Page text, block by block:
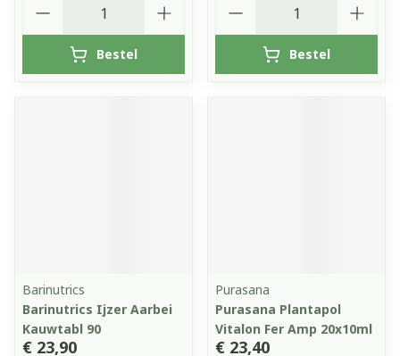
Bestel Bestel
Barinutrics
Barinutrics Ijzer Aarbei
Kauwtabl 90
€ 23,90
Purasana
Purasana Plantapol
Vitalon Fer Amp 20x10ml
€ 23,40